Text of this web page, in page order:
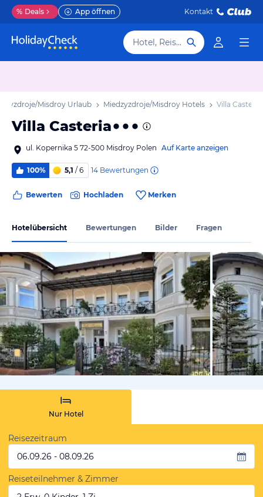
% Deals App öffnen Kontakt
Hotel, Reiseziel
Misdroy Urlaub Miedzyzdroje/Misdroy Hotels Villa Casteria
Villa Casteria
ul. Kopernika 5 72-500 Misdroy Polen Auf Karte anzeigen
100% 5,1 / 6 14 Bewertungen
Bewerten Hochladen Merken
Hotelübersicht Bewertungen Bilder Fragen
von
Nur Hotel
Reisezeitraum
06.09.26 - 08.09.26
Reiseteilnehmer & Zimmer